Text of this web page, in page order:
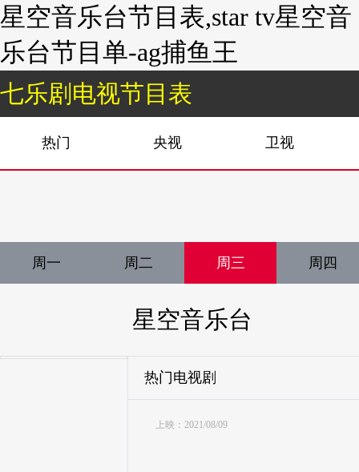
星空音乐台节目表,star tv星空音
乐台节目单-ag捕鱼王
七乐剧电视节目表
热门 央视 卫视
周一 周二 周三 周四
星空音乐台
热门电视剧
上映：2021/08/09